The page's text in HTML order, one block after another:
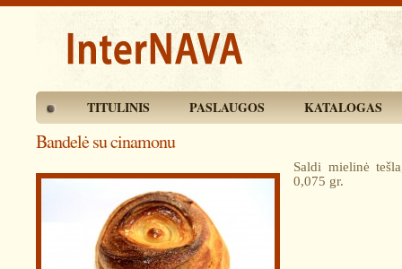
TITULINIS PASLAUGOS KATALOGAS
Bandelė su cinamonu
Saldi mielinė
0,075 gr.